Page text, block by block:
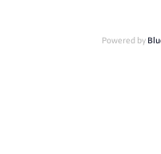
Powered by